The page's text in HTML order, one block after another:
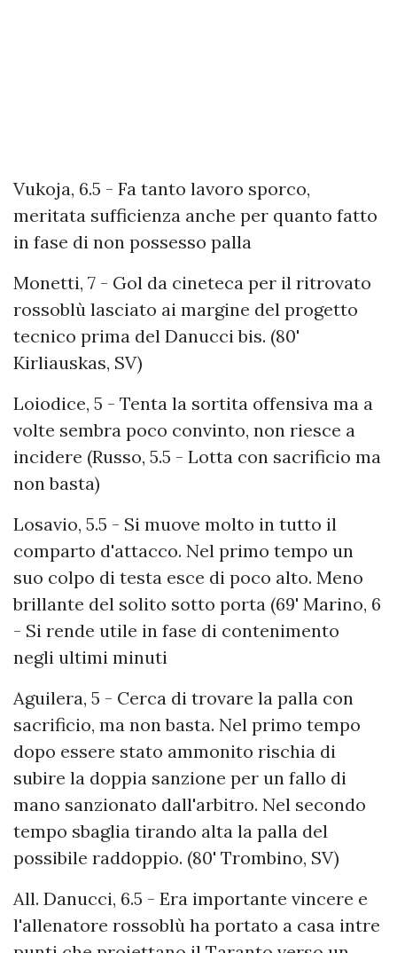
Vukoja, 6.5 - Fa tanto lavoro sporco,
meritata sufficienza anche per quanto fatto
in fase di non possesso palla
Monetti, 7 - Gol da cineteca per il ritrovato
rossoblù lasciato ai margine del progetto
tecnico prima del Danucci bis. (80'
Kirliauskas, SV)
Loiodice, 5 - Tenta la sortita offensiva ma a
volte sembra poco convinto, non riesce a
incidere (Russo, 5.5 - Lotta con sacrificio ma
non basta)
Losavio, 5.5 - Si muove molto in tutto il
comparto d'attacco. Nel primo tempo un
suo colpo di testa esce di poco alto. Meno
brillante del solito sotto porta (69' Marino, 6
- Si rende utile in fase di contenimento
negli ultimi minuti
Aguilera, 5 - Cerca di trovare la palla con
sacrificio, ma non basta. Nel primo tempo
dopo essere stato ammonito rischia di
subire la doppia sanzione per un fallo di
mano sanzionato dall'arbitro. Nel secondo
tempo sbaglia tirando alta la palla del
possibile raddoppio. (80' Trombino, SV)
All. Danucci, 6.5 - Era importante vincere e
l'allenatore rossoblù ha portato a casa intre